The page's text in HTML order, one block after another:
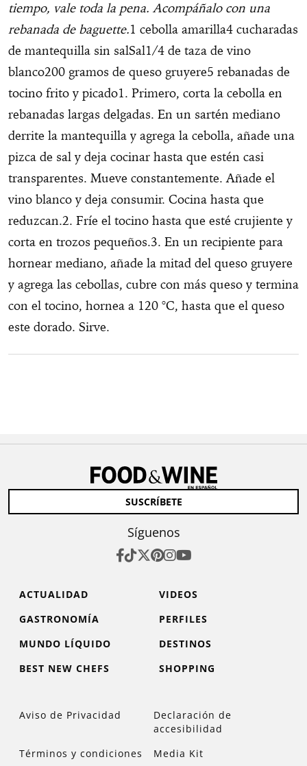
tiempo, vale toda la pena. Acompáñalo con una
rebanada de baguette.1 cebolla amarilla4 cucharadas
de mantequilla sin salSal1/4 de taza de vino
blanco200 gramos de queso gruyere5 rebanadas de
tocino frito y picado1. Primero, corta la cebolla en
rebanadas largas delgadas. En un sartén mediano
derrite la mantequilla y agrega la cebolla, añade una
pizca de sal y deja cocinar hasta que estén casi
transparentes. Mueve constantemente. Añade el
vino blanco y deja consumir. Cocina hasta que
reduzcan.2. Fríe el tocino hasta que esté crujiente y
corta en trozos pequeños.3. En un recipiente para
hornear mediano, añade la mitad del queso gruyere
y agrega las cebollas, cubre con más queso y termina
con el tocino, hornea a 120 °C, hasta que el queso
este dorado. Sirve.
SUSCRÍBETE
Síguenos
ACTUALIDAD
VIDEOS
GASTRONOMÍA
PERFILES
MUNDO LÍQUIDO
DESTINOS
BEST NEW CHEFS
SHOPPING
Aviso de Privacidad
Declaración de
accesibilidad
Términos y condiciones
Media Kit